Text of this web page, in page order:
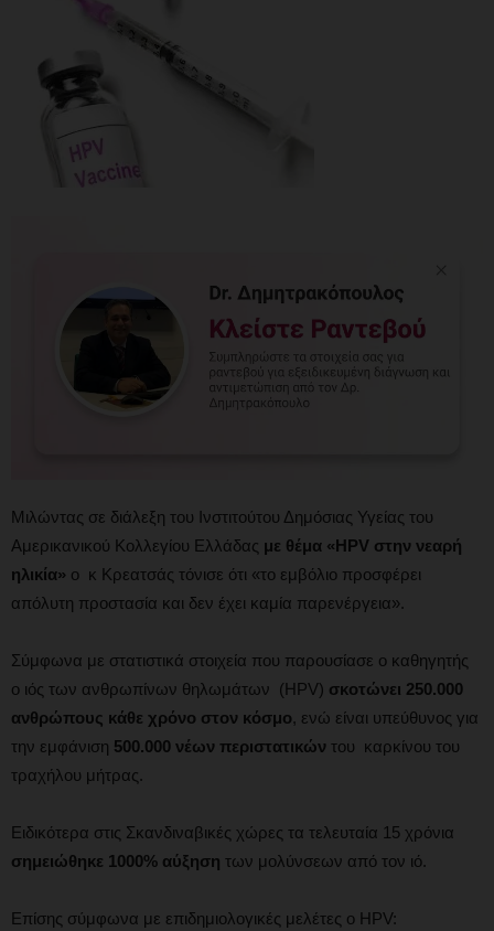
Μιλώντας σε διάλεξη του Ινστιτούτου Δημόσιας Υγείας του
Αμερικανικού Κολλεγίου Ελλάδας με θέμα «HPV στην νεαρή
ηλικία» ο κ Κρεατσάς τόνισε ότι «το εμβόλιο προσφέρει
απόλυτη προστασία και δεν έχει καμία παρενέργεια».
Σύμφωνα με στατιστικά στοιχεία που παρουσίασε ο καθηγητής
ο ιός των ανθρωπίνων θηλωμάτων (HPV) σκοτώνει 250.000
ανθρώπους κάθε χρόνο στον κόσμο, ενώ είναι υπεύθυνος για
την εμφάνιση 500.000 νέων περιστατικών του καρκίνου του
τραχήλου μήτρας.
Ειδικότερα στις Σκανδιναβικές χώρες τα τελευταία 15 χρόνια
σημειώθηκε 1000% αύξηση των μολύνσεων από τον ιό.
Επίσης σύμφωνα με επιδημιολογικές μελέτες ο HPV: